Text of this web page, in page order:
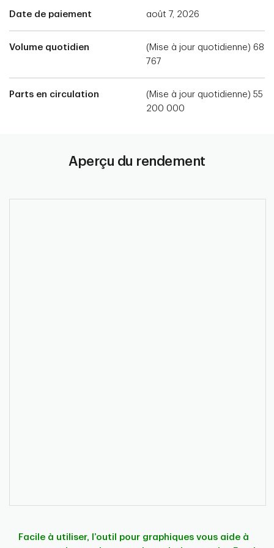
Date de paiement août 7, 2026
Volume quotidien
(Mise à jour quotidienne) 68
767
Parts en circulation
(Mise à jour quotidienne) 55
200 000
Aperçu du rendement
Facile à utiliser, l’outil pour graphiques vous aide à